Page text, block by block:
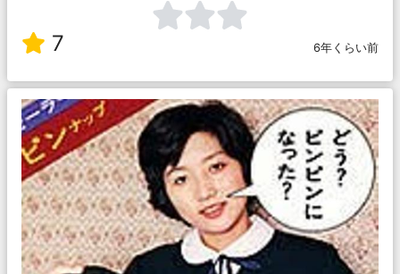
7 6年くらい前